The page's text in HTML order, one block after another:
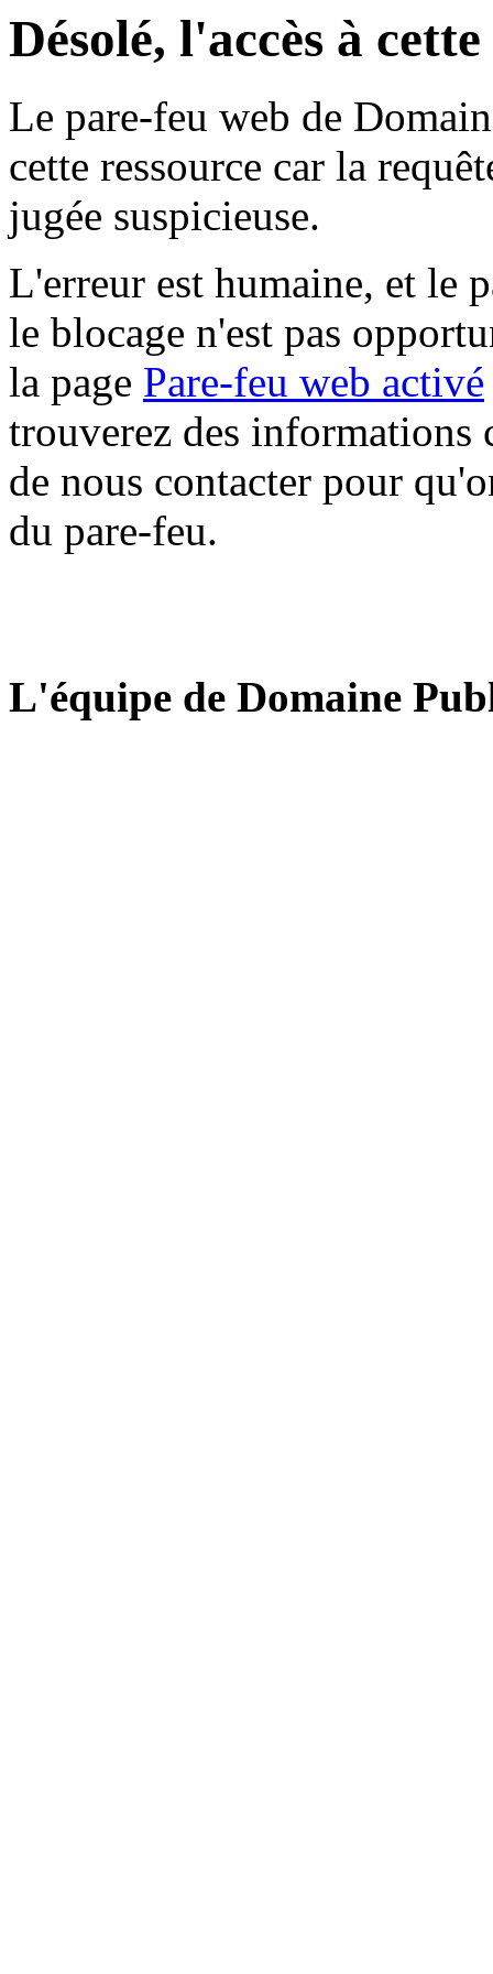
Désolé, l'accès à
Le pare-feu web de
cette ressource car la
jugée suspicieuse.
L'erreur est humaine, et le
le blocage n'est pas
la page Pare-feu web activé
trouverez des informations
de nous contacter pour
du pare-feu.
L'équipe de Domaine